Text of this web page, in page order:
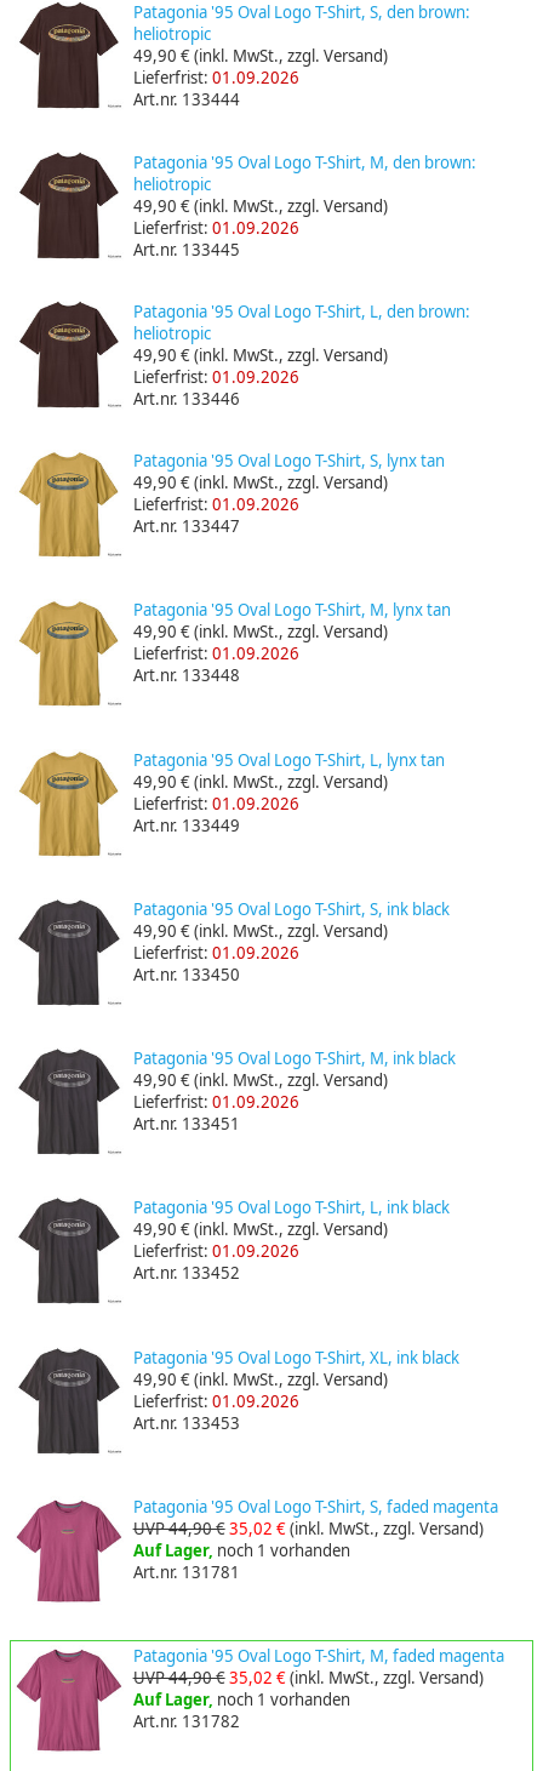
Patagonia '95 Oval Logo T-Shirt, S, den brown:
heliotropic
49,90 €(inkl. MwSt., zzgl. Versand)
Lieferfrist: 01.09.2026
Art.nr. 133444
Patagonia '95 Oval Logo T-Shirt, M, den brown:
heliotropic
49,90 €(inkl. MwSt., zzgl. Versand)
Lieferfrist: 01.09.2026
Art.nr. 133445
Patagonia '95 Oval Logo T-Shirt, L, den brown:
heliotropic
49,90 €(inkl. MwSt., zzgl. Versand)
Lieferfrist: 01.09.2026
Art.nr. 133446
Patagonia '95 Oval Logo T-Shirt, S, lynx tan
49,90 €(inkl. MwSt., zzgl. Versand)
Lieferfrist: 01.09.2026
Art.nr. 133447
Patagonia '95 Oval Logo T-Shirt, M, lynx tan
49,90 €(inkl. MwSt., zzgl. Versand)
Lieferfrist: 01.09.2026
Art.nr. 133448
Patagonia '95 Oval Logo T-Shirt, L, lynx tan
49,90 €(inkl. MwSt., zzgl. Versand)
Lieferfrist: 01.09.2026
Art.nr. 133449
Patagonia '95 Oval Logo T-Shirt, S, ink black
49,90 €(inkl. MwSt., zzgl. Versand)
Lieferfrist: 01.09.2026
Art.nr. 133450
Patagonia '95 Oval Logo T-Shirt, M, ink black
49,90 €(inkl. MwSt., zzgl. Versand)
Lieferfrist: 01.09.2026
Art.nr. 133451
Patagonia '95 Oval Logo T-Shirt, L, ink black
49,90 €(inkl. MwSt., zzgl. Versand)
Lieferfrist: 01.09.2026
Art.nr. 133452
Patagonia '95 Oval Logo T-Shirt, XL, ink black
49,90 €(inkl. MwSt., zzgl. Versand)
Lieferfrist: 01.09.2026
Art.nr. 133453
Patagonia '95 Oval Logo T-Shirt, S, faded magenta
UVP 44,90 €35,02 €(inkl. MwSt., zzgl. Versand)
Auf Lager, noch 1 vorhanden
Art.nr. 131781
Patagonia '95 Oval Logo T-Shirt, M, faded magenta
UVP 44,90 €35,02 €(inkl. MwSt., zzgl. Versand)
Auf Lager, noch 1 vorhanden
Art.nr. 131782